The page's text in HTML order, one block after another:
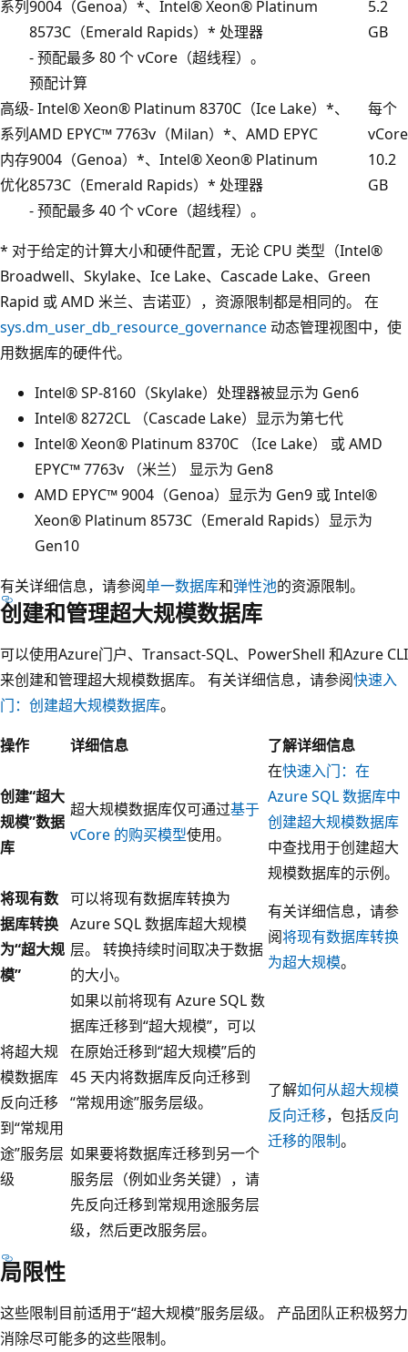
系列9004（Genoa）*、Intel® Xeon® Platinum
8573C（Emerald Rapids）* 处理器
- 预配最多 80 个 vCore（超线程）。
5.2
GB
高级
系列
内存
优化
预配计算
- Intel® Xeon® Platinum 8370C（Ice Lake）*、
AMD EPYC™ 7763v（Milan）*、AMD EPYC
9004（Genoa）*、Intel® Xeon® Platinum
8573C（Emerald Rapids）* 处理器
- 预配最多 40 个 vCore（超线程）。
每个
vCore
10.2
GB
* 对于给定的计算大小和硬件配置，无论 CPU 类型（Intel®
Broadwell、Skylake、Ice Lake、Cascade Lake、Green
Rapid 或 AMD 米兰、吉诺亚），资源限制都是相同的。 在
sys.dm_user_db_resource_governance动态管理视图中，使
用数据库的硬件代。
Intel® SP-8160（Skylake）处理器被显示为 Gen6
Intel® 8272CL （Cascade Lake）显示为第七代
Intel® Xeon® Platinum 8370C （Ice Lake） 或 AMD
EPYC™ 7763v （米兰） 显示为 Gen8
AMD EPYC™ 9004（Genoa）显示为 Gen9 或 Intel®
Xeon® Platinum 8573C（Emerald Rapids）显示为
Gen10
有关详细信息，请参阅单一数据库和弹性池的资源限制。
创建和管理超大规模数据库
可以使用Azure门户、Transact-SQL、PowerShell 和Azure CLI
来创建和管理超大规模数据库。 有关详细信息，请参阅快速入
门：创建超大规模数据库。
操作
详细信息 了解详细信息
创建“超大
规模”数据
库
超大规模数据库仅可通过基于
vCore 的购买模型使用。
在快速入门：在
Azure SQL 数据库中
创建超大规模数据库
中查找用于创建超大
规模数据库的示例。
将现有数
据库转换
为“超大规
模”
可以将现有数据库转换为
Azure SQL 数据库超大规模
层。 转换持续时间取决于数据
的大小。
有关详细信息，请参
阅将现有数据库转换
为超大规模。
将超大规
模数据库
反向迁移
到“常规用
途”服务层
级
如果以前将现有 Azure SQL 数
据库迁移到“超大规模”，可以
在原始迁移到“超大规模”后的
45 天内将数据库反向迁移到
“常规用途”服务层级。
如果要将数据库迁移到另一个
服务层（例如业务关键），请
先反向迁移到常规用途服务层
级，然后更改服务层。
了解如何从超大规模
反向迁移，包括反向
迁移的限制。
局限性
这些限制目前适用于“超大规模”服务层级。 产品团队正积极努力
消除尽可能多的这些限制。